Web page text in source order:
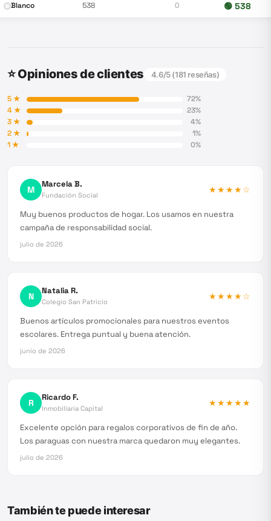
Blanco 538 0 🟢 538
⭐ Opiniones de clientes 4.6/5 (181 reseñas)
5★ 72%
4★ 23%
3★ 4%
2★ 1%
1★ 0%
M Marcela B.
Fundación Social
★★★★☆
Muy buenos productos de hogar. Los usamos en nuestra
campaña de responsabilidad social.
julio de 2026
N Natalia R.
Colegio San Patricio
★★★★☆
Buenos artículos promocionales para nuestros eventos
escolares. Entrega puntual y buena atención.
junio de 2026
R Ricardo F.
Inmobiliaria Capital
★★★★★
Excelente opción para regalos corporativos de fin de año.
Los paraguas con nuestra marca quedaron muy elegantes.
julio de 2026
También te puede interesar